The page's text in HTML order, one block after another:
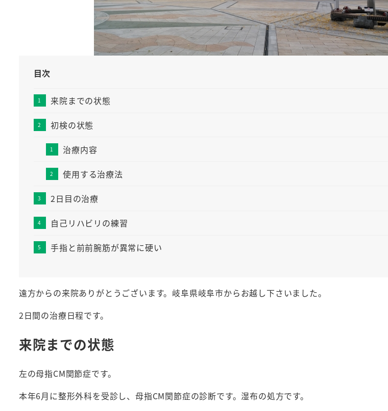
目次
来院までの状態
初検の状態
治療内容
使用する治療法
2日目の治療
自己リハビリの練習
手指と前前腕筋が異常に硬い
遠方からの来院ありがとうございます。岐阜県岐阜市からお越し下さいました。
2日間の治療日程です。
来院までの状態
左の母指CM関節症です。
本年6月に整形外科を受診し、母指CM関節症の診断です。湿布の処方です。